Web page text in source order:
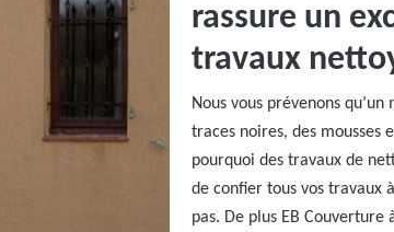
rassure un
travaux
Nous vous prévenons
traces noires, des mousses
pourquoi des travaux de
de confier tous vos travaux
pas. De plus EB